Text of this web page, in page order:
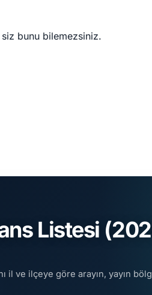
bunu bilemezsiniz.
Listesi
il ve ilçeye göre arayın, yayın